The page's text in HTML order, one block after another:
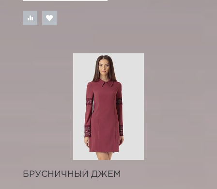
БРУСНИЧНЫЙ ДЖЕМ